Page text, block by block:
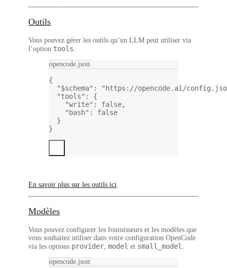
Outils
Vous pouvez gérer les outils qu’un LLM peut utiliser via
l’option tools.
opencode.json
{
"$schema" :
"https://opencode.ai/
"tools" : {
"write" : false,
"bash" : false
}
}
En savoir plus sur les outils ici.
Modèles
Vous pouvez configurer les fournisseurs et les modèles que
vous souhaitez utiliser dans votre configuration OpenCode
via les options provider, model et small_model.
opencode.json